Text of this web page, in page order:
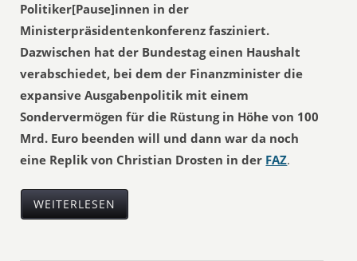
Politiker[Pause]innen in der
Ministerpräsidentenkonferenz fasziniert.
Dazwischen hat der Bundestag einen Haushalt
verabschiedet, bei dem der Finanzminister die
expansive Ausgabenpolitik mit einem
Sondervermögen für die Rüstung in Höhe von 100
Mrd. Euro beenden will und dann war da noch
eine Replik von Christian Drosten in der FAZ.
WEITERLESEN